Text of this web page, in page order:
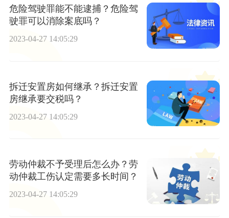
危险驾驶罪能不能逮捕？危险驾
驶罪可以消除案底吗？
2023-04-27 14:05:29
拆迁安置房如何继承？拆迁安置
房继承要交税吗？
2023-04-27 14:05:29
劳动仲裁不予受理后怎么办？劳
动仲裁工伤认定需要多长时间？
2023-04-27 14:05:29